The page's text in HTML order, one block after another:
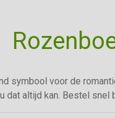
symbool voor de
dat altijd kan. Bestel snel